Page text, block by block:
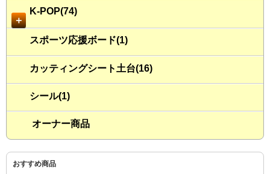
＋
K-POP(74)
スポーツ応援ボード(1)
カッティングシート土台(16)
シール(1)
オーナー商品
おすすめ商品